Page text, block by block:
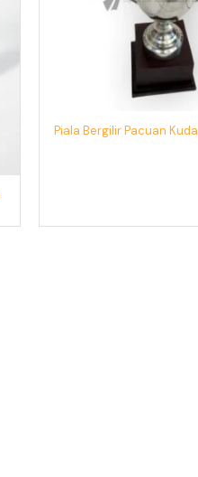
Piala Bergilir Pacuan Kuda